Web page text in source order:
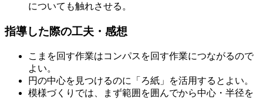
についても触れさせる。
指導した際の工夫・感想
こまを回す作業はコンパスを回す作業につながるので
よい。
円の中心を見つけるのに「ろ紙」を活用するとよい。
模様づくりでは、まず範囲を囲んでから中心・半径を